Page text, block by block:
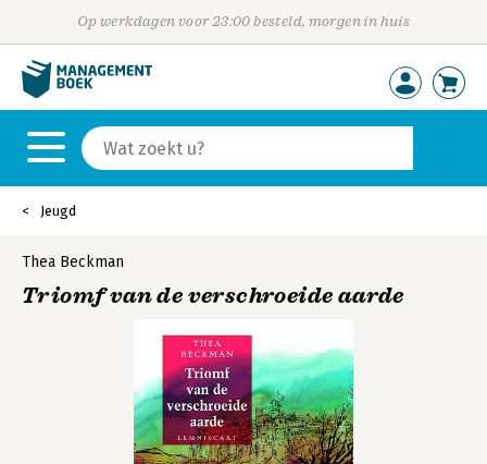
Op werkdagen voor 23:00 besteld, morgen in huis
Jeugd
Thea Beckman
Triomf van de verschroeide aarde